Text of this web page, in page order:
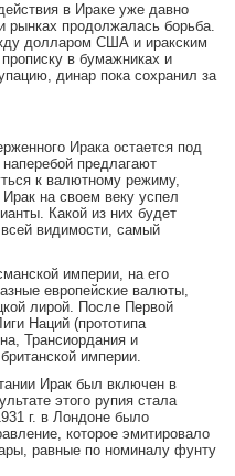
в Ираке уже давно
рынках продолжалась борьба.
долларом США и иракским
в бумажниках и
динар пока сохранил за
Ирака остается под
предлагают
к валютному режиму,
на своем веку успел
Какой из них будет
видимости, самый
империи, на его
европейские валюты,
лирой. После Первой
Наций (прототипа
Трансиордания и
империи.
Ирак был включен в
этого рупия стала
г. в Лондоне было
которое эмитировало
равные по номиналу фунту